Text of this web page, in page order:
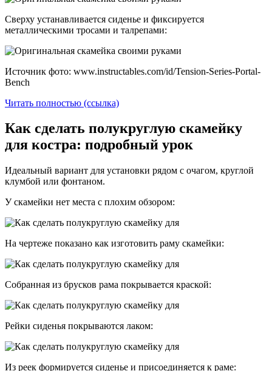
Сверху устанавливается сиденье и фиксируется
металлическими тросами и талрепами:
Источник фото: www.instructables.com/id/Tension-Series-Portal-
Bench
Читать полностью (ссылка)
Как сделать полукруглую скамейку
для костра: подробный урок
Идеальный вариант для установки рядом с очагом, круглой
клумбой или фонтаном.
У скамейки нет места с плохим обзором:
На чертеже показано как изготовить раму скамейки:
Собранная из брусков рама покрывается краской:
Рейки сиденья покрываются лаком:
Из реек формируется сиденье и присоединяется к раме: